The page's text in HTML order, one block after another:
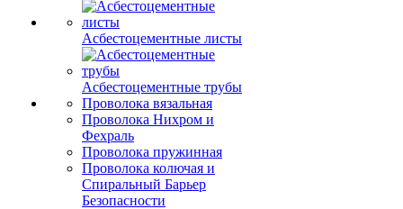
Асбестоцементные листы
Асбестоцементные трубы
Проволока вязальная
Проволока Нихром и
Фехраль
Проволока пружинная
Проволока колючая и
Спиральный Барьер
Безопасности